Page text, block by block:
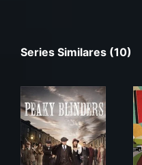
Series Similares (10)